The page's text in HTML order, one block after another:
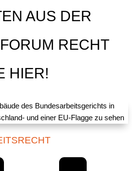
AUS DER
RECHT
HIER!